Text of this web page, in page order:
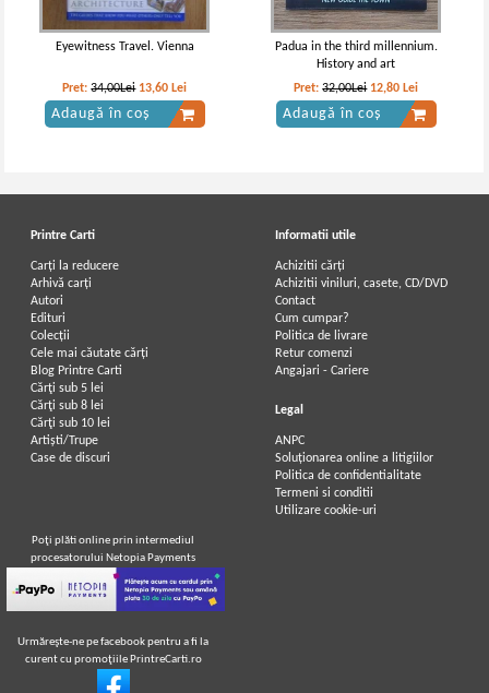
Eyewitness Travel. Vienna
Pret:34,00Lei 13,60 Lei
Adaugă în coș
Padua in the third millennium.
History and art
Pret:32,00Lei 12,80 Lei
Adaugă în coș
Printre Carti
Carți la reducere
Arhivă carți
Autori
Edituri
Colecții
Cele mai căutate cărți
Blog Printre Carti
Cărţi sub 5 lei
Cărţi sub 8 lei
Cărţi sub 10 lei
Artiști/Trupe
Case de discuri
Informatii utile
Achizitii cărți
Achizitii viniluri, casete, CD/DVD
Contact
Cum cumpar?
Politica de livrare
Retur comenzi
Angajari - Cariere
Legal
ANPC
Soluționarea online a litigiilor
Politica de confidentialitate
Termeni si conditii
Utilizare cookie-uri
Poţi plăti online prin intermediul
procesatorului Netopia Payments
Urmăreşte-ne pe facebook pentru a fi la
curent cu promoţiile PrintreCarti.ro